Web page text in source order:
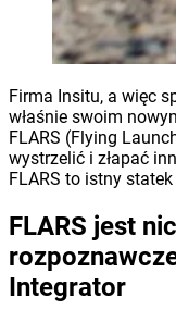
Firma Insitu, a więc
właśnie swoim
FLARS (Flying
wystrzelić i złapać
FLARS to istny
FLARS jest
Integrator